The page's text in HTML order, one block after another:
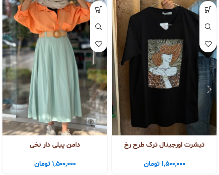
تیشرت اورجینال ترک طرح رخ
1,500,000 تومان
دامن پیلی دار نخی
1,500,000 تومان